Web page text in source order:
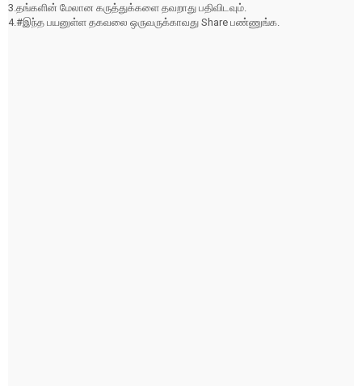
3.தங்களின் மேலான கருத்துக்களை தவறாது பதிவிடவும்.
4.#இந்த பயனுள்ள தகவலை ஒருவருக்காவது Share பண்ணுங்க.